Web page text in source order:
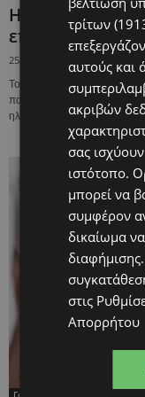
Ηλεκτρονικό
επηρεάζει
25/08/2025
Το ηλεκτρονικό τσιγάρο έχει
παραδοσιακό κάπνισμα. Το
ηλεκτρονικό τσιγάρο ή...
τρίτων
αυτούς και
ακριβών
σας
ιστότοπο.
μπορεί να
συμφέρον
δικαίωμα να
διαφήμισης
στις
Απορρήτου